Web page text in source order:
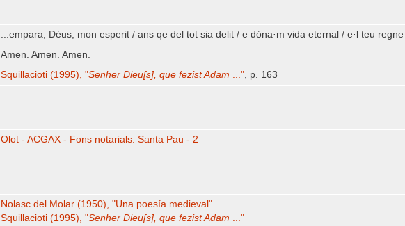
...empara, Déus, mon esperit / ans qe del tot sia delit / e dóna·m vida eternal / e·l teu
Amen. Amen. Amen.
Squillacioti (1995), "Senher Dieu[s], que fezist Adam ...", p. 163
Olot - ACGAX - Fons notarials: Santa Pau - 2
Nolasc del Molar (1950), "Una poesía medieval"
Squillacioti (1995), "Senher Dieu[s], que fezist Adam ..."